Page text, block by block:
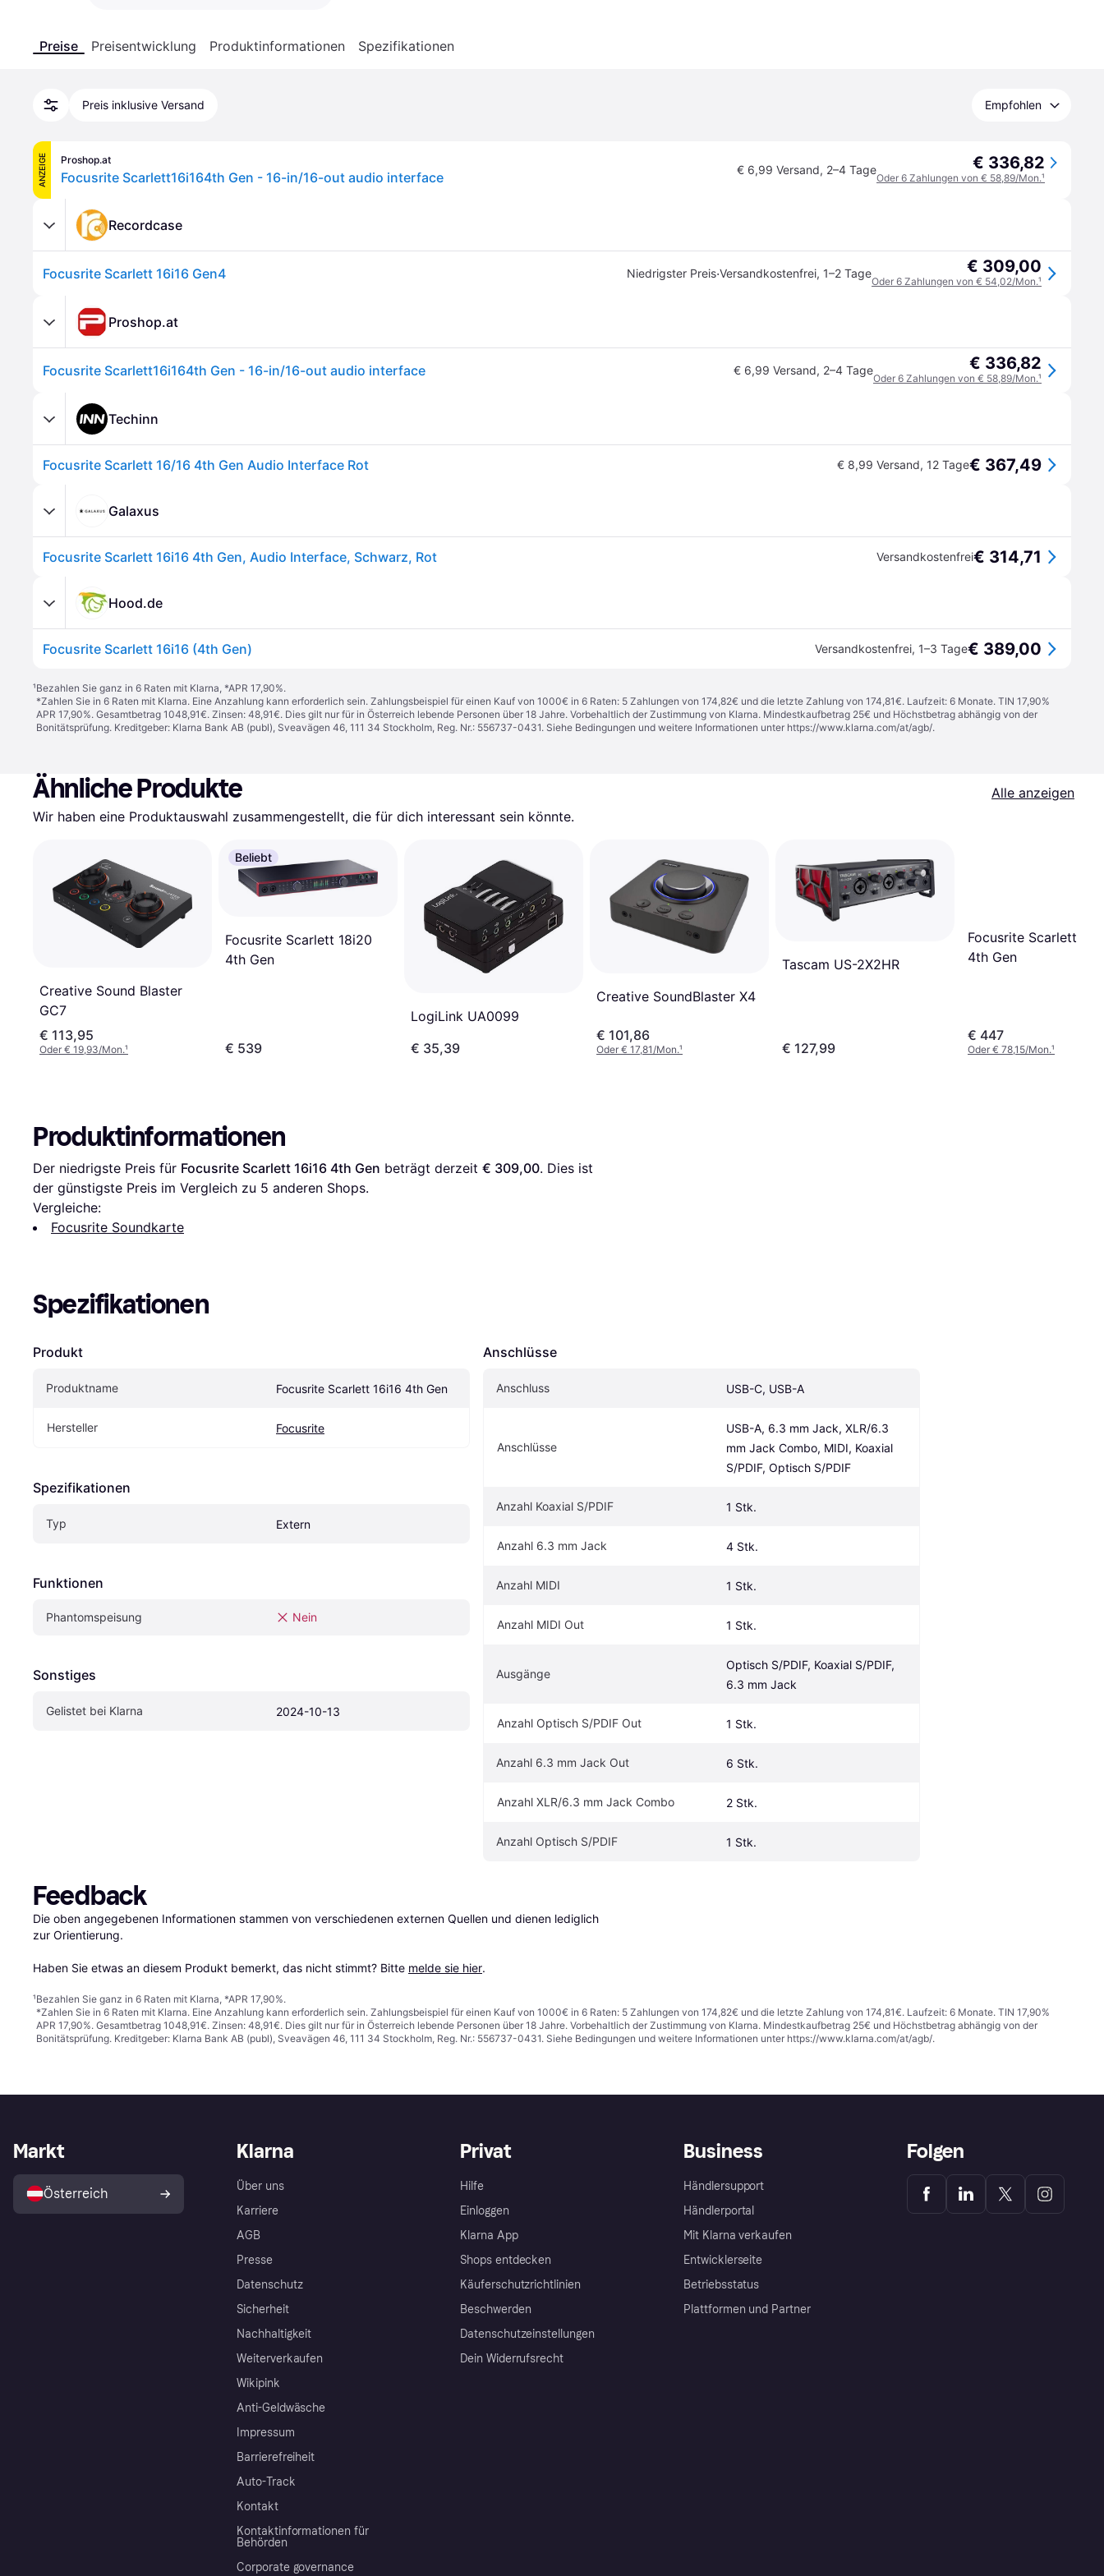
Preise Preisentwicklung Produktinformationen Spezifikationen
Preis inklusive Versand Empfohlen
ANZEIGE Proshop.at
Focusrite Scarlett16i164th Gen - 16-in/16-out audio interface € 6,99 Versand, 2–4 Tage € 336,82
Oder 6 Zahlungen von € 58,89/Mon.¹
Recordcase
Focusrite Scarlett 16i16 Gen4 Niedrigster Preis·Versandkostenfrei, 1–2 Tage € 309,00
Oder 6 Zahlungen von € 54,02/Mon.¹
Proshop.at
Focusrite Scarlett16i164th Gen - 16-in/16-out audio interface € 6,99 Versand, 2–4 Tage € 336,82
Oder 6 Zahlungen von € 58,89/Mon.¹
Techinn
Focusrite Scarlett 16/16 4th Gen Audio Interface Rot € 8,99 Versand, 12 Tage€ 367,49
Galaxus
Focusrite Scarlett 16i16 4th Gen, Audio Interface, Schwarz, Rot Versandkostenfrei€ 314,71
Hood.de
Focusrite Scarlett 16i16 (4th Gen) Versandkostenfrei, 1–3 Tage€ 389,00
¹Bezahlen Sie ganz in 6 Raten mit Klarna, *APR 17,90%.
*Zahlen Sie in 6 Raten mit Klarna. Eine Anzahlung kann erforderlich sein. Zahlungsbeispiel für einen Kauf von 1000€ in 6 Raten: 5 Zahlungen von 174,82€ und die letzte Zahlung von 174,81€. Laufzeit: 6 Monate. TIN 17,90%
APR 17,90%. Gesamtbetrag 1048,91€. Zinsen: 48,91€. Dies gilt nur für in Österreich lebende Personen über 18 Jahre. Vorbehaltlich der Zustimmung von Klarna. Mindestkaufbetrag 25€ und Höchstbetrag abhängig von der
Bonitätsprüfung. Kreditgeber: Klarna Bank AB (publ), Sveavägen 46, 111 34 Stockholm, Reg. Nr.: 556737-0431. Siehe Bedingungen und weitere Informationen unter https://www.klarna.com/at/agb/.
Ähnliche Produkte
Alle anzeigen
Wir haben eine Produktauswahl zusammengestellt, die für dich interessant sein könnte.
Creative Sound Blaster
GC7
€ 113,95
Oder € 19,93/Mon.¹
Beliebt
Focusrite Scarlett 18i20
4th Gen
€ 539
LogiLink UA0099
€ 35,39
Creative SoundBlaster X4
€ 101,86
Oder € 17,81/Mon.¹
Tascam US-2X2HR
€ 127,99
Focusrite Scarlett
4th Gen
€ 447
Oder € 78,15/Mon.¹
Produktinformationen
Der niedrigste Preis für Focusrite Scarlett 16i16 4th Gen beträgt derzeit € 309,00. Dies ist
der günstigste Preis im Vergleich zu 5 anderen Shops.
Vergleiche:
Focusrite Soundkarte
Spezifikationen
Produkt
Produktname Focusrite Scarlett 16i16 4th Gen
Hersteller Focusrite
Spezifikationen
Typ Extern
Funktionen
Phantomspeisung Nein
Sonstiges
Gelistet bei Klarna 2024-10-13
Anschlüsse
Anschluss USB-C, USB-A
Anschlüsse
USB-A, 6.3 mm Jack, XLR/6.3
mm Jack Combo, MIDI, Koaxial
S/PDIF, Optisch S/PDIF
Anzahl Koaxial S/PDIF 1 Stk.
Anzahl 6.3 mm Jack 4 Stk.
Anzahl MIDI 1 Stk.
Anzahl MIDI Out 1 Stk.
Ausgänge
Optisch S/PDIF, Koaxial S/PDIF,
6.3 mm Jack
Anzahl Optisch S/PDIF Out 1 Stk.
Anzahl 6.3 mm Jack Out 6 Stk.
Anzahl XLR/6.3 mm Jack Combo 2 Stk.
Anzahl Optisch S/PDIF 1 Stk.
Feedback
Die oben angegebenen Informationen stammen von verschiedenen externen Quellen und dienen lediglich
zur Orientierung.
Haben Sie etwas an diesem Produkt bemerkt, das nicht stimmt? Bitte melde sie hier.
¹Bezahlen Sie ganz in 6 Raten mit Klarna, *APR 17,90%.
*Zahlen Sie in 6 Raten mit Klarna. Eine Anzahlung kann erforderlich sein. Zahlungsbeispiel für einen Kauf von 1000€ in 6 Raten: 5 Zahlungen von 174,82€ und die letzte Zahlung von 174,81€. Laufzeit: 6 Monate. TIN 17,90%
APR 17,90%. Gesamtbetrag 1048,91€. Zinsen: 48,91€. Dies gilt nur für in Österreich lebende Personen über 18 Jahre. Vorbehaltlich der Zustimmung von Klarna. Mindestkaufbetrag 25€ und Höchstbetrag abhängig von der
Bonitätsprüfung. Kreditgeber: Klarna Bank AB (publ), Sveavägen 46, 111 34 Stockholm, Reg. Nr.: 556737-0431. Siehe Bedingungen und weitere Informationen unter https://www.klarna.com/at/agb/.
Klarna
Über uns
Karriere
AGB
Presse
Datenschutz
Sicherheit
Nachhaltigkeit
Weiterverkaufen
Wikipink
Anti-Geldwäsche
Impressum
Barrierefreiheit
Auto-Track
Kontakt
Kontaktinformationen für
Behörden
Corporate governance
Privat
Hilfe
Einloggen
Klarna App
Shops entdecken
Käuferschutzrichtlinien
Beschwerden
Datenschutzeinstellungen
Dein Widerrufsrecht
Business
Händlersupport
Händlerportal
Mit Klarna verkaufen
Entwicklerseite
Betriebsstatus
Plattformen und Partner
Markt
Österreich
Folgen